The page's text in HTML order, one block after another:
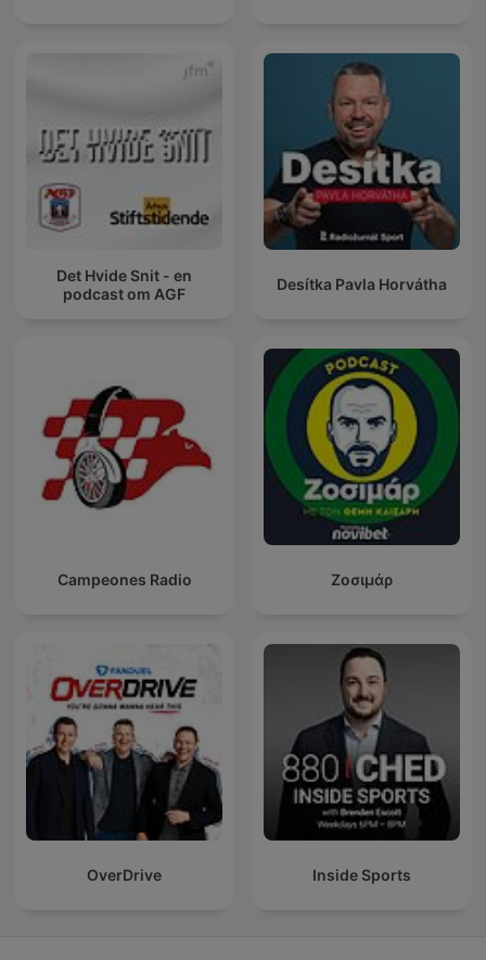
Det Hvide Snit - en
podcast om AGF
Desítka Pavla Horvátha
Campeones Radio Ζοσιμάρ
OverDrive Inside Sports